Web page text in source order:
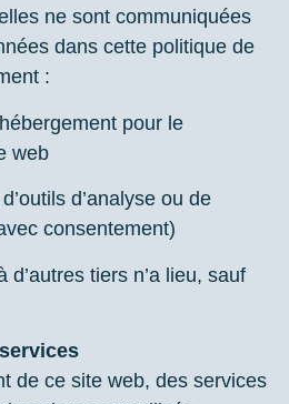
ne sont communiquées
dans cette politique de
:
pour le
web
d’analyse ou de
consentement)
tiers n’a lieu, sauf
de ce site web, des services